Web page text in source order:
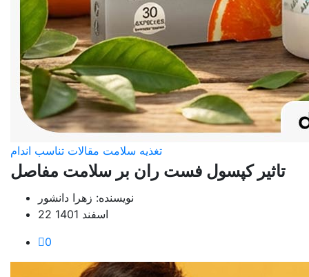
تغذیه سلامت مقالات تناسب اندام
تاثیر کپسول فست ران بر سلامت مفاصل
نویسنده: زهرا دانشور
22 اسفند 1401
0